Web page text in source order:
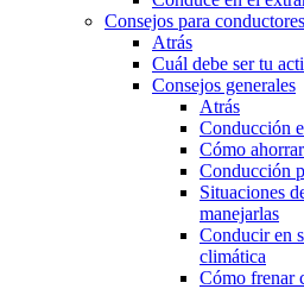
Consejos para conductores
Atrás
Cuál debe ser tu
Consejos generales
Atrás
Conducción
Cómo
Conducción
Situaciones
manejarlas
Conducir en
climática
Cómo frenar